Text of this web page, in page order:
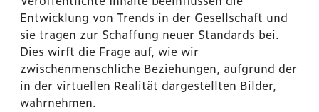
Entwicklung von Trends in der Gesellschaft und
sie tragen zur Schaffung neuer Standards bei.
Dies wirft die Frage auf, wie wir
zwischenmenschliche Beziehungen, aufgrund der
in der virtuellen Realität dargestellten Bilder,
wahrnehmen.